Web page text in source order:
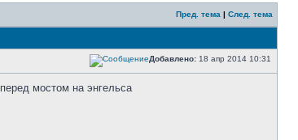
Пред. тема | След. тема
Добавлено: 18 апр 2014 10:31
мостом на энгельса